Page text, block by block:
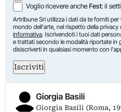
Voglio ricevere ancheFest: il
Artribune Srl utilizza i dati da te forniti
mondo dell'arte, nel rispetto della privacy
informativa. Iscrivendoti i tuoi dati
e trattati secondo le modalità riportate in
disiscriverti in qualsiasi momento con
Iscriviti
Giorgia Basili
Giorgia Basili (Roma,